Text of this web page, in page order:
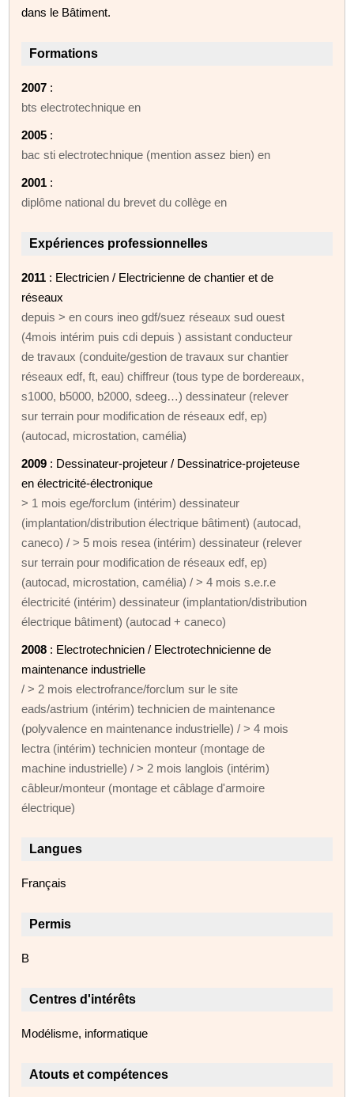
dans le Bâtiment.
Formations
2007 :
bts electrotechnique en
2005 :
bac sti electrotechnique (mention assez bien) en
2001 :
diplôme national du brevet du collège en
Expériences professionnelles
2011 : Electricien / Electricienne de chantier et de
réseaux
depuis > en cours ineo gdf/suez réseaux sud ouest
(4mois intérim puis cdi depuis ) assistant conducteur
de travaux (conduite/gestion de travaux sur chantier
réseaux edf, ft, eau) chiffreur (tous type de bordereaux,
s1000, b5000, b2000, sdeeg…) dessinateur (relever
sur terrain pour modification de réseaux edf, ep)
(autocad, microstation, camélia)
2009 : Dessinateur-projeteur / Dessinatrice-projeteuse
en électricité-électronique
> 1 mois ege/forclum (intérim) dessinateur
(implantation/distribution électrique bâtiment) (autocad,
caneco) / > 5 mois resea (intérim) dessinateur (relever
sur terrain pour modification de réseaux edf, ep)
(autocad, microstation, camélia) / > 4 mois s.e.r.e
électricité (intérim) dessinateur (implantation/distribution
électrique bâtiment) (autocad + caneco)
2008 : Electrotechnicien / Electrotechnicienne de
maintenance industrielle
/ > 2 mois electrofrance/forclum sur le site
eads/astrium (intérim) technicien de maintenance
(polyvalence en maintenance industrielle) / > 4 mois
lectra (intérim) technicien monteur (montage de
machine industrielle) / > 2 mois langlois (intérim)
câbleur/monteur (montage et câblage d'armoire
électrique)
Langues
Français
Permis
B
Centres d'intérêts
Modélisme, informatique
Atouts et compétences